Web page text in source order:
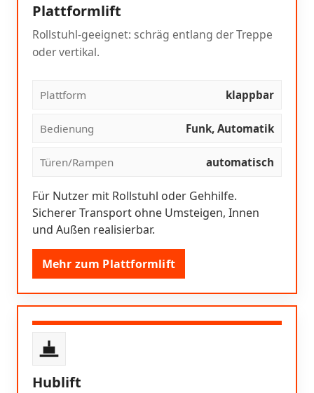
Plattformlift
Rollstuhl-geeignet: schräg entlang der Treppe
oder vertikal.
Plattform klappbar
Bedienung Funk, Automatik
Türen/Rampen automatisch
Für Nutzer mit Rollstuhl oder Gehhilfe.
Sicherer Transport ohne Umsteigen, Innen
und Außen realisierbar.
Mehr zum Plattformlift
Hublift